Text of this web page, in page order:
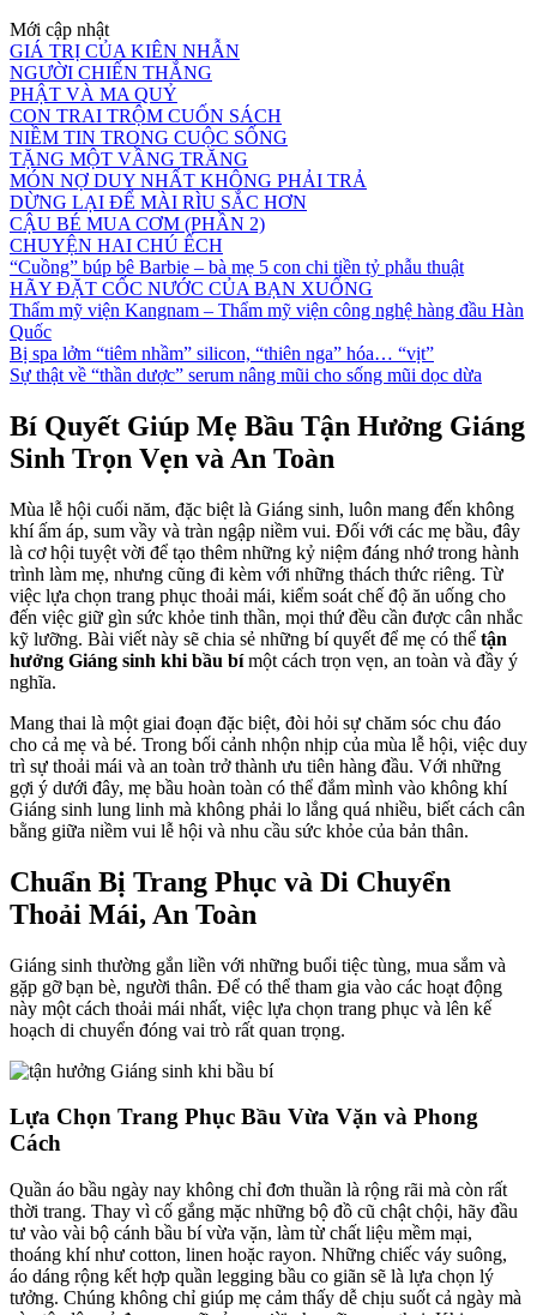
Mới cập nhật
GIÁ TRỊ CỦA KIÊN NHẪN
NGƯỜI CHIẾN THẮNG
PHẬT VÀ MA QUỶ
CON TRAI TRỘM CUỐN SÁCH
NIỀM TIN TRONG CUỘC SỐNG
TẶNG MỘT VẦNG TRĂNG
MÓN NỢ DUY NHẤT KHÔNG PHẢI TRẢ
DỪNG LẠI ĐỂ MÀI RÌU SẮC HƠN
CẬU BÉ MUA CƠM (PHẦN 2)
CHUYỆN HAI CHÚ ẾCH
“Cuồng” búp bê Barbie – bà mẹ 5 con chi tiền tỷ phẫu thuật
HÃY ĐẶT CỐC NƯỚC CỦA BẠN XUỐNG
Thẩm mỹ viện Kangnam – Thẩm mỹ viện công nghệ hàng đầu Hàn
Quốc
Bị spa lởm “tiêm nhầm” silicon, “thiên nga” hóa… “vịt”
Sự thật về “thần dược” serum nâng mũi cho sống mũi dọc dừa
Bí Quyết Giúp Mẹ Bầu Tận Hưởng Giáng
Sinh Trọn Vẹn và An Toàn
Mùa lễ hội cuối năm, đặc biệt là Giáng sinh, luôn mang đến không
khí ấm áp, sum vầy và tràn ngập niềm vui. Đối với các mẹ bầu, đây
là cơ hội tuyệt vời để tạo thêm những kỷ niệm đáng nhớ trong hành
trình làm mẹ, nhưng cũng đi kèm với những thách thức riêng. Từ
việc lựa chọn trang phục thoải mái, kiểm soát chế độ ăn uống cho
đến việc giữ gìn sức khỏe tinh thần, mọi thứ đều cần được cân nhắc
kỹ lưỡng. Bài viết này sẽ chia sẻ những bí quyết để mẹ có thể tận
hưởng Giáng sinh khi bầu bímột cách trọn vẹn, an toàn và đầy ý
nghĩa.
Mang thai là một giai đoạn đặc biệt, đòi hỏi sự chăm sóc chu đáo
cho cả mẹ và bé. Trong bối cảnh nhộn nhịp của mùa lễ hội, việc duy
trì sự thoải mái và an toàn trở thành ưu tiên hàng đầu. Với những
gợi ý dưới đây, mẹ bầu hoàn toàn có thể đắm mình vào không khí
Giáng sinh lung linh mà không phải lo lắng quá nhiều, biết cách cân
bằng giữa niềm vui lễ hội và nhu cầu sức khỏe của bản thân.
Chuẩn Bị Trang Phục và Di Chuyển
Thoải Mái, An Toàn
Giáng sinh thường gắn liền với những buổi tiệc tùng, mua sắm và
gặp gỡ bạn bè, người thân. Để có thể tham gia vào các hoạt động
này một cách thoải mái nhất, việc lựa chọn trang phục và lên kế
hoạch di chuyển đóng vai trò rất quan trọng.
Lựa Chọn Trang Phục Bầu Vừa Vặn và Phong
Cách
Quần áo bầu ngày nay không chỉ đơn thuần là rộng rãi mà còn rất
thời trang. Thay vì cố gắng mặc những bộ đồ cũ chật chội, hãy đầu
tư vào vài bộ cánh bầu bí vừa vặn, làm từ chất liệu mềm mại,
thoáng khí như cotton, linen hoặc rayon. Những chiếc váy suông,
áo dáng rộng kết hợp quần legging bầu co giãn sẽ là lựa chọn lý
tưởng. Chúng không chỉ giúp mẹ cảm thấy dễ chịu suốt cả ngày mà